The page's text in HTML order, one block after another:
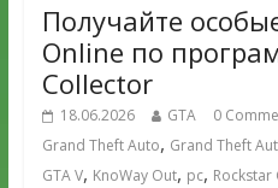
Получайте
Online по
Collector
18.06.2026 GTA 0
Grand Theft Auto, Grand Theft
GTA V, KnoWay Out, pc, Rockstar